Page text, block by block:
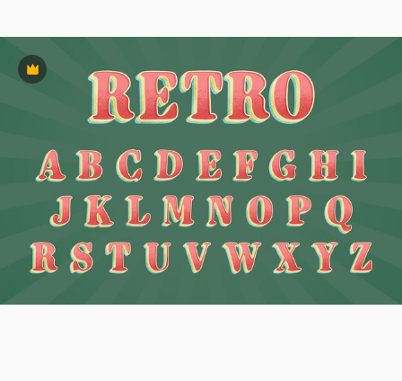
Premium